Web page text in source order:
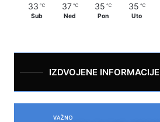
33 ℃
Sub
37 ℃
Ned
35 ℃
Pon
35 ℃
Uto
IZDVOJENE INFORMACIJE
VAŽNO